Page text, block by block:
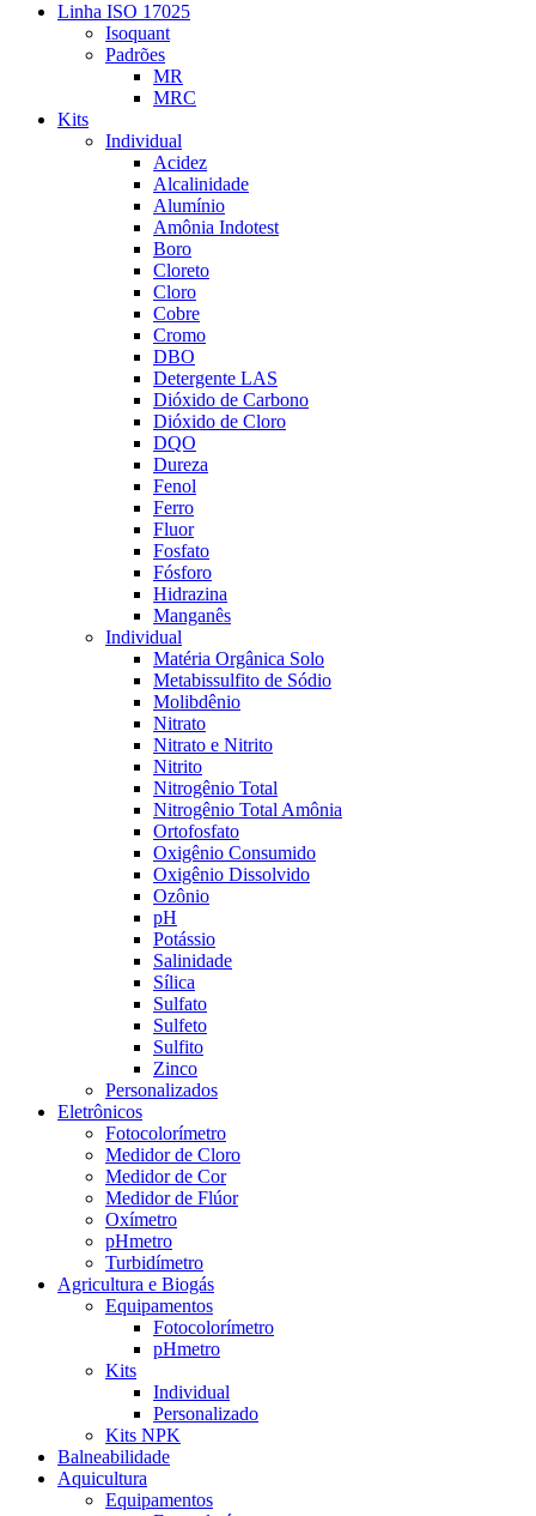
Linha ISO 17025
Isoquant
Padrões
MR
MRC
Kits
Individual
Acidez
Alcalinidade
Alumínio
Amônia Indotest
Boro
Cloreto
Cloro
Cobre
Cromo
DBO
Detergente LAS
Dióxido de Carbono
Dióxido de Cloro
DQO
Dureza
Fenol
Ferro
Fluor
Fosfato
Fósforo
Hidrazina
Manganês
Individual
Matéria Orgânica Solo
Metabissulfito de Sódio
Molibdênio
Nitrato
Nitrato e Nitrito
Nitrito
Nitrogênio Total
Nitrogênio Total Amônia
Ortofosfato
Oxigênio Consumido
Oxigênio Dissolvido
Ozônio
pH
Potássio
Salinidade
Sílica
Sulfato
Sulfeto
Sulfito
Zinco
Personalizados
Eletrônicos
Fotocolorímetro
Medidor de Cloro
Medidor de Cor
Medidor de Flúor
Oxímetro
pHmetro
Turbidímetro
Agricultura e Biogás
Equipamentos
Fotocolorímetro
pHmetro
Kits
Individual
Personalizado
Kits NPK
Balneabilidade
Aquicultura
Equipamentos